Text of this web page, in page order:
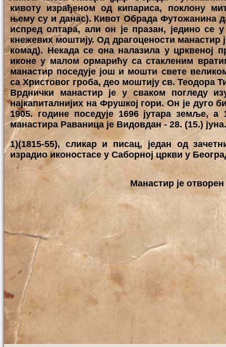
кивоту израђеном од кипариса, поклону
њему су и данас). Кивот Обрада Футожанина
испред олтара, али он је празан, једино се
кнежевих моштију. Од драгоцености
комад). Некада се она налазила у црквеној
иконе у малом ормарићу са стакленим
манастир поседује још и мошти свете
са Христовог гроба, део моштију св. Теодора
Врднички манастир је у сваком погледу
најкапиталнијих на Фрушкој гори. Он је дуго
1905. године поседује 1696 јутара земље, а
манастира Раваница је Видовдан - 28. (15.) јуна.
1)(1815-55), сликар и писац, један од
израдио иконостасе у Саборној цркви у
Манастир је